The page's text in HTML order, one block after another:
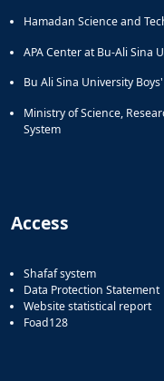
Hamadan Science and
APA Center at Bu-Ali Sina
Bu Ali Sina University
Ministry of Science,
System
Access
Shafaf system
Data Protection Statement
Website statistical report
Foad128